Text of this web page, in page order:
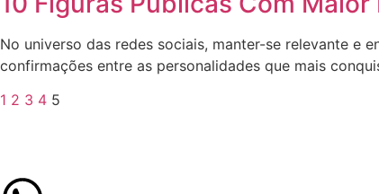
No universo das redes sociais, manter-se relevante e
confirmações entre as personalidades que mais
1 2 3 4 5